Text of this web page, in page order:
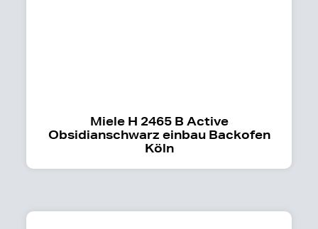
Miele H 2465 B Active
Obsidianschwarz einbau Backofen
Köln